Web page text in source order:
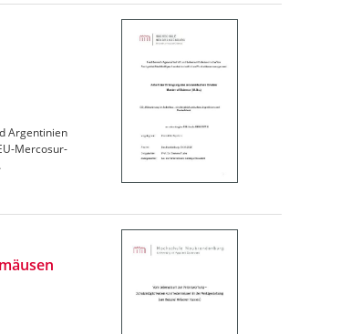
Argentinien
Mercosur-